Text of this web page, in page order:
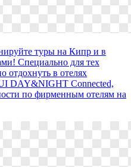
туры на Кипр и в
Специально для тех
отдохнуть в отелях
DAY&NIGHT Connected,
по фирменным отелям на